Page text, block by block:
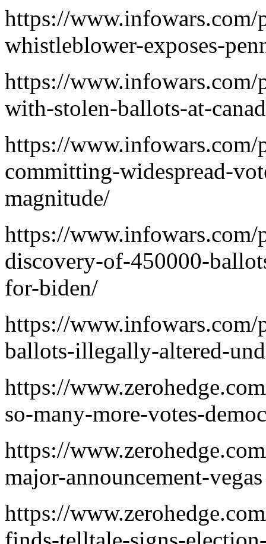
https://www.infowars.com/
whistleblower-exposes-
https://www.infowars.com/
with-stolen-ballots-at-
https://www.infowars.com/
committing-widespread-
magnitude/
https://
discovery-of-450000-
for-biden/
https://www.infowars.com/
ballots-illegally-altered-
https://
so-many-more-votes-
https://
major-announcement-vegas
https://